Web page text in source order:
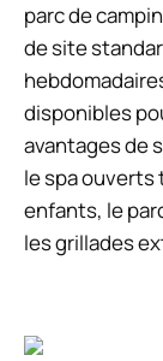
parc de
de site
disponibles
avantages de
le spa ouverts
enfants, le
les grillades